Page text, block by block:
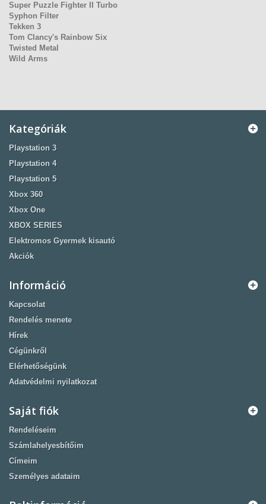
Super Puzzle Fighter II Turbo
Syphon Filter
Tekken 3
Tom Clancy's Rainbow Six
Twisted Metal
Wild Arms
Kategóriák
Playstation 3
Playstation 4
Playstation 5
Xbox 360
Xbox One
XBOX SERIES
Elektromos Gyermek kisautó
Akciók
Információ
Kapcsolat
Rendelés menete
Hírek
Cégünkről
Elérhetőségünk
Adatvédelmi nyilatkozat
Saját fiók
Rendeléseim
Számlahelyesbítőim
Címeim
Személyes adataim